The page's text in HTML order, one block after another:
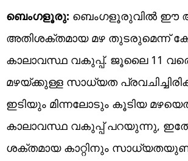
ബെംഗളൂരു: ബെംഗളൂരുവില്‍ ഈ
അതിശക്തമായ മഴ തുടരുമെന്ന്
കാലാവസ്ഥ വകുപ്പ്. ജൂലൈ 11
മഴയ്ക്കുള്ള സാധ്യത
ഇടിയും മിന്നലോടും കൂടിയ
കാലാവസ്ഥ വകുപ്പ് പറയുന്നു,
ശക്തമായ കാറ്റിനും